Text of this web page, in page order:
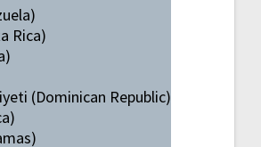
Rica)
(Dominican Republic)